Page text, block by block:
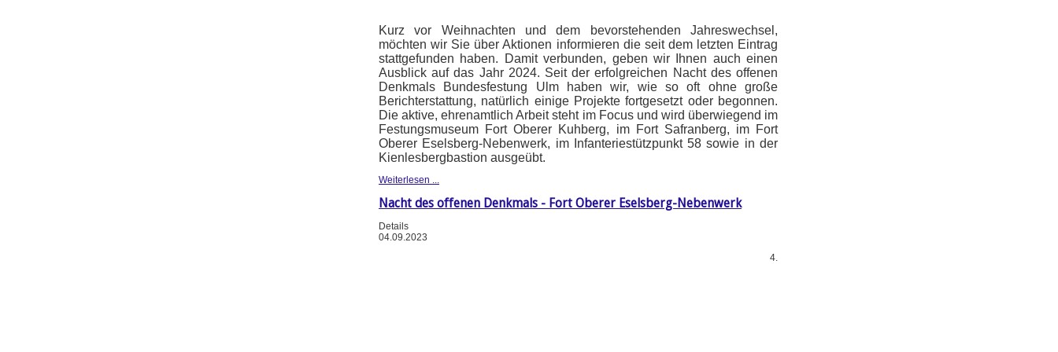
Kurz vor Weihnachten und dem bevorstehenden Jahreswechsel,
möchten wir Sie über Aktionen informieren die seit dem letzten Eintrag
stattgefunden haben. Damit verbunden, geben wir Ihnen auch einen
Ausblick auf das Jahr 2024. Seit der erfolgreichen Nacht des offenen
Denkmals Bundesfestung Ulm haben wir, wie so oft ohne große
Berichterstattung, natürlich einige Projekte fortgesetzt oder begonnen.
Die aktive, ehrenamtlich Arbeit steht im Focus und wird überwiegend im
Festungsmuseum Fort Oberer Kuhberg, im Fort Safranberg, im Fort
Oberer Eselsberg-Nebenwerk, im Infanteriestützpunkt 58 sowie in der
Kienlesbergbastion ausgeübt.
Weiterlesen ...
Nacht des offenen Denkmals - Fort Oberer Eselsberg-Nebenwerk
Details
04.09.2023
4.